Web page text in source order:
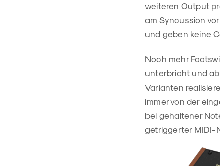
weiteren Output
am Syncussion
und geben keine
Noch mehr
unterbricht und
Varianten
immer von der
bei gehaltener
getriggerter MIDI-